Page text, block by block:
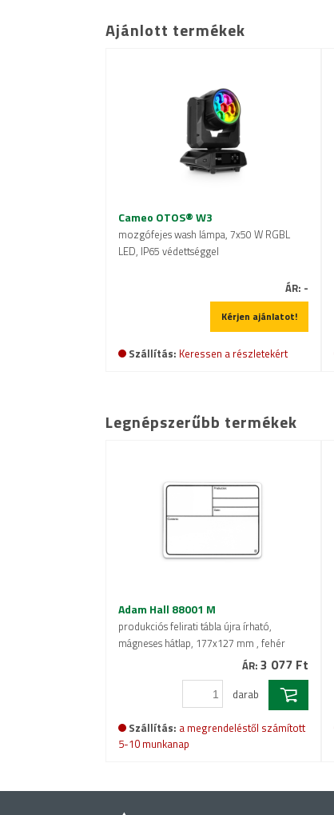
Ajánlott termékek
Cameo OTOS® W3
mozgófejes wash lámpa, 7x50 W RGBL
LED, IP65 védettséggel
ÁR: -
Kérjen ajánlatot!
Szállítás: Keressen a részletekért
Legnépszerűbb termékek
Adam Hall 88001 M
produkciós felirati tábla újra írható,
mágneses hátlap, 177x127 mm , fehér
ÁR: 3 077 Ft
darab
Szállítás: a megrendeléstől számított
5-10 munkanap